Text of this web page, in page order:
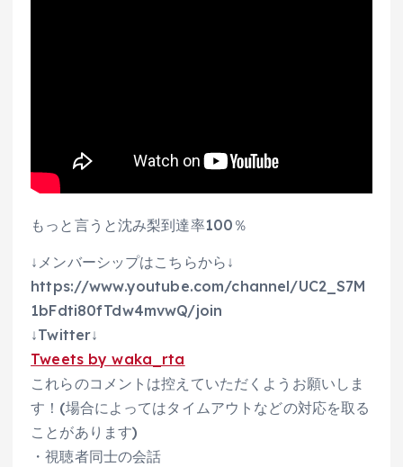
もっと言うと沈み梨到達率100％
↓メンバーシップはこちらから↓
https://www.youtube.com/channel/UC2_S7M
1bFdti80fTdw4mvwQ/join
↓Twitter↓
Tweets by waka_rta
これらのコメントは控えていただくようお願いしま
す！(場合によってはタイムアウトなどの対応を取る
ことがあります)
・視聴者同士の会話